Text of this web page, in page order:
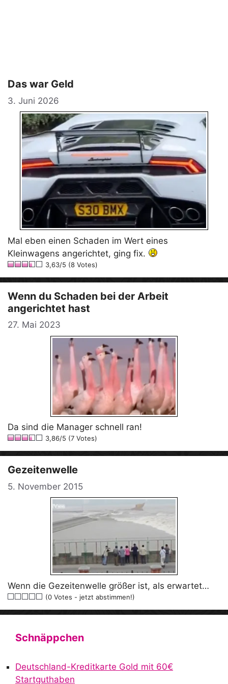
Das war Geld
3. Juni 2026
Mal eben einen Schaden im Wert eines
Kleinwagens angerichtet, ging fix.
3,63/5 (8 Votes)
Wenn du Schaden bei der Arbeit
angerichtet hast
27. Mai 2023
Da sind die Manager schnell ran!
3,86/5 (7 Votes)
Gezeitenwelle
5. November 2015
Wenn die Gezeitenwelle größer ist, als erwartet…
(0 Votes - jetzt abstimmen!)
Schnäppchen
Deutschland-Kreditkarte Gold mit 60€
Startguthaben